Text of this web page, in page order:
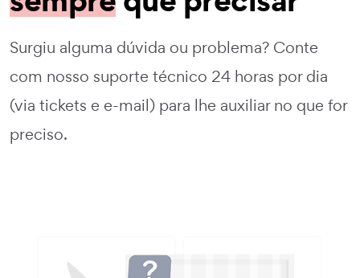
Surgiu alguma dúvida ou problema? Conte
com nosso suporte técnico 24 horas por dia
(via tickets e e-mail) para lhe auxiliar no que for
preciso.